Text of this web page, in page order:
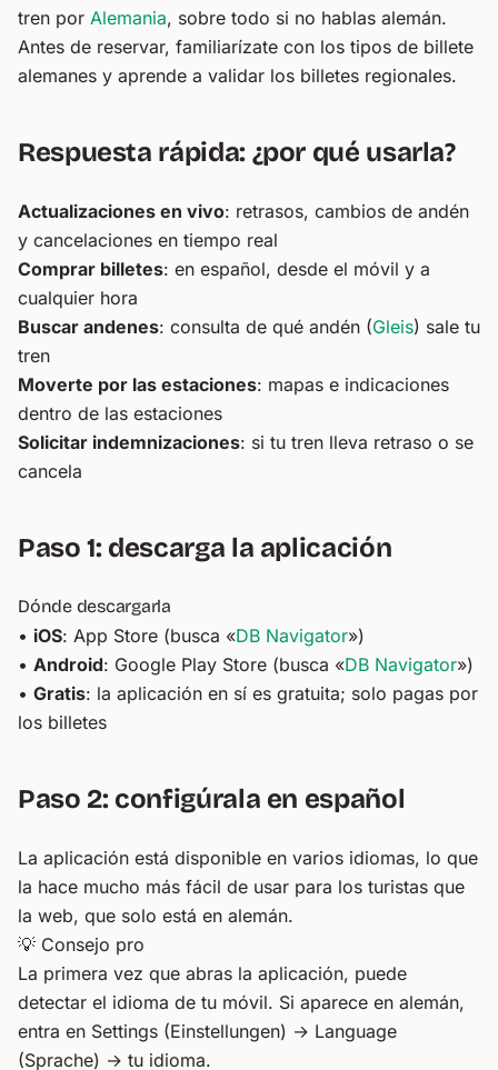
tren por Alemania, sobre todo si no hablas alemán.
Antes de reservar, familiarízate con los tipos de billete
alemanes y aprende a validar los billetes regionales.
Respuesta rápida: ¿por qué usarla?
Actualizaciones en vivo: retrasos, cambios de andén
y cancelaciones en tiempo real
Comprar billetes: en español, desde el móvil y a
cualquier hora
Buscar andenes: consulta de qué andén (Gleis) sale tu
tren
Moverte por las estaciones: mapas e indicaciones
dentro de las estaciones
Solicitar indemnizaciones: si tu tren lleva retraso o se
cancela
Paso 1: descarga la aplicación
Dónde descargarla
• iOS: App Store (busca «DB Navigator»)
• Android: Google Play Store (busca «DB Navigator»)
• Gratis: la aplicación en sí es gratuita; solo pagas por
los billetes
Paso 2: configúrala en español
La aplicación está disponible en varios idiomas, lo que
la hace mucho más fácil de usar para los turistas que
la web, que solo está en alemán.
💡 Consejo pro
La primera vez que abras la aplicación, puede
detectar el idioma de tu móvil. Si aparece en alemán,
entra en Settings (Einstellungen) → Language
(Sprache) → tu idioma.